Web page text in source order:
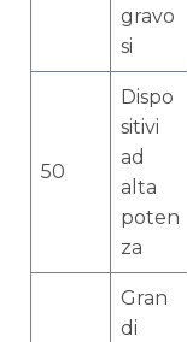
gravo
si
50
Dispo
sitivi
ad
alta
poten
za
Gran
di